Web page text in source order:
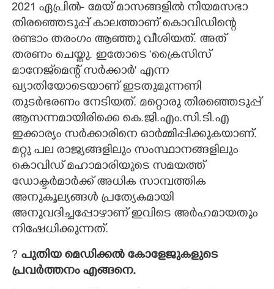
2021 ഏപ്രിൽ- മേയ് മാസങ്ങളിൽ നിയമസഭാ
തിരഞ്ഞെടുപ്പ് കാലത്താണ് കൊവിഡിന്റെ
രണ്ടാം തരംഗം ആഞ്ഞു വീശിയത്. അത്
തരണം ചെയ്തു. ഇതോടെ 'ക്രൈസിസ്
മാനേജ്‌മെന്റ് സർക്കാർ" എന്ന
ഖ്യാതിയോടെയാണ് ഇടതുമുന്നണി
തുടർഭരണം നേടിയത്. മറ്റൊരു തിരഞ്ഞെടുപ്പ്
ആസന്നമായിരിക്കെ കെ.ജി.എം.സി.ടി.എ
ഇക്കാര്യം സർക്കാരിനെ ഓർമ്മിപ്പിക്കുകയാണ്.
മറ്റു പല രാജ്യങ്ങളിലും സംസ്ഥാനങ്ങളിലും
കൊവിഡ് മഹാമാരിയുടെ സമയത്ത്
ഡോക്ടർമാർക്ക് അധിക സാമ്പത്തിക
അനുകൂല്യങ്ങൾ പ്രത്യേകമായി
അനുവദിച്ചപ്പോഴാണ് ഇവിടെ അർഹമായതും
നിഷേധിക്കുന്നത്.
? പുതിയ മെഡിക്കൽ കോളേജുകളുടെ
പ്രവർത്തനം എങ്ങനെ.